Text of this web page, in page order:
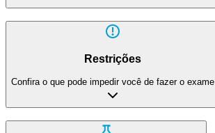
Restrições
Confira o que pode impedir você de fazer o exame